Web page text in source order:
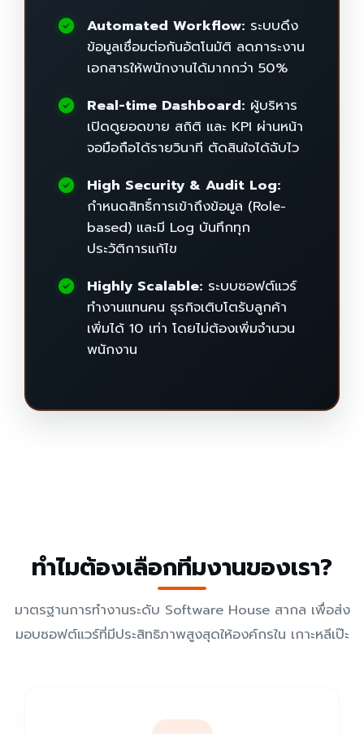
Automated Workflow: ระบบดึง
ข้อมูลเชื่อมต่อกันอัตโนมัติ ลดภาระงาน
เอกสารให้พนักงานได้มากกว่า 50%
Real-time Dashboard: ผู้บริหาร
เปิดดูยอดขาย สถิติ และ KPI ผ่านหน้า
จอมือถือได้รายวินาที ตัดสินใจได้ฉับไว
High Security & Audit Log:
กำหนดสิทธิ์การเข้าถึงข้อมูล (Role-
based) และมี Log บันทึกทุก
ประวัติการแก้ไข
Highly Scalable: ระบบซอฟต์แวร์
ทำงานแทนคน ธุรกิจเติบโตรับลูกค้า
เพิ่มได้ 10 เท่า โดยไม่ต้องเพิ่มจำนวน
พนักงาน
ทำไมต้องเลือกทีมงานของเรา?
มาตรฐานการทำงานระดับ Software House สากล เพื่อส่ง
มอบซอฟต์แวร์ที่มีประสิทธิภาพสูงสุดให้องค์กรใน เกาะหลีเป๊ะ